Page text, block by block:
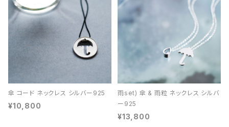
傘 コード ネックレス シルバー925
¥10,800
雨set) 傘 & 雨粒 ネックレス シルバ
ー925
¥13,800